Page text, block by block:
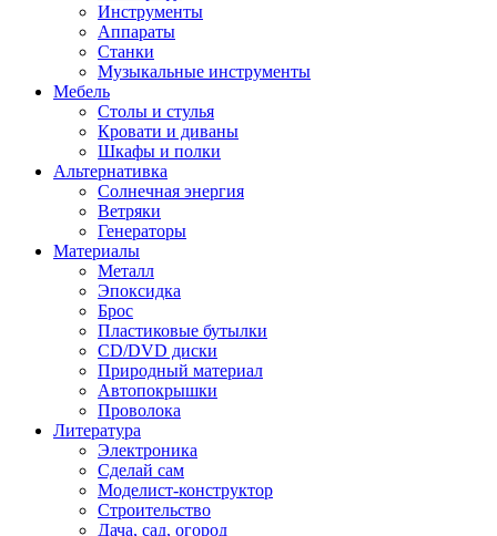
Инструменты
Аппараты
Станки
Музыкальные инструменты
Мебель
Столы и стулья
Кровати и диваны
Шкафы и полки
Альтернативка
Солнечная энергия
Ветряки
Генераторы
Материалы
Металл
Эпоксидка
Брос
Пластиковые бутылки
CD/DVD диски
Природный материал
Автопокрышки
Проволока
Литература
Электроника
Сделай сам
Моделист-конструктор
Строительство
Дача, сад, огород